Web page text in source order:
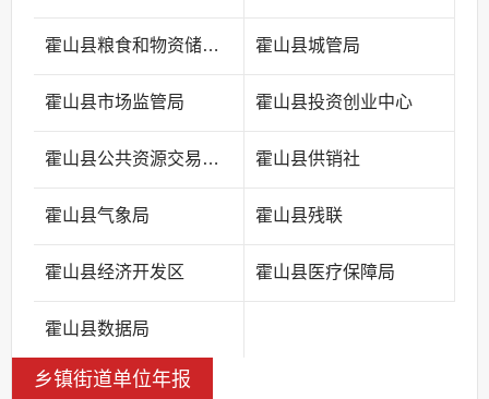
霍山县粮食和物资储备中心 霍山县城管局
霍山县市场监管局 霍山县投资创业中心
霍山县公共资源交易中心 霍山县供销社
霍山县气象局 霍山县残联
霍山县经济开发区 霍山县医疗保障局
霍山县数据局
乡镇街道单位年报